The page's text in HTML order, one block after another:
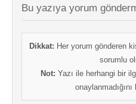
Bu yazıya yorum
Dikkat: Her yorum gönderen
sorumlu
Not: Yazı ile herhangi bir